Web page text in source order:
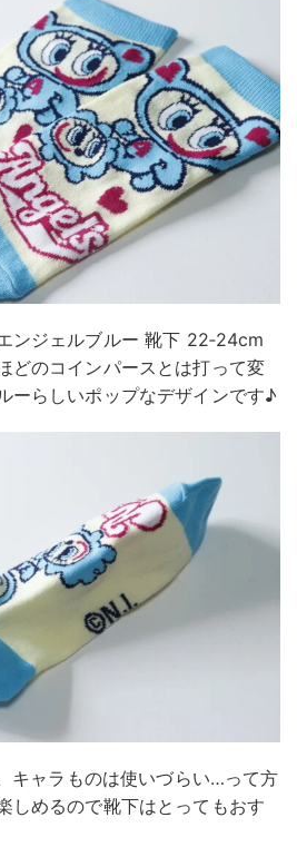
ンジェルブルー 靴下 22‐24cm
どのコインパースとは打って変
ーらしいポップなデザインです♪
キャラものは使いづらい…って方
しめるので靴下はとってもおす